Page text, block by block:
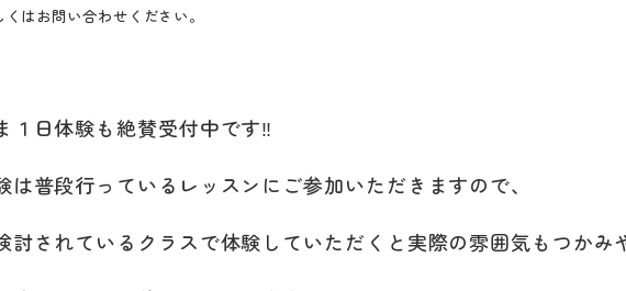
はお問い合わせください。
１日体験も絶賛受付中です‼️
は普段行っているレッスンにご参加いただきますので、
討されているクラスで体験していただくと実際の雰囲気もつかみ